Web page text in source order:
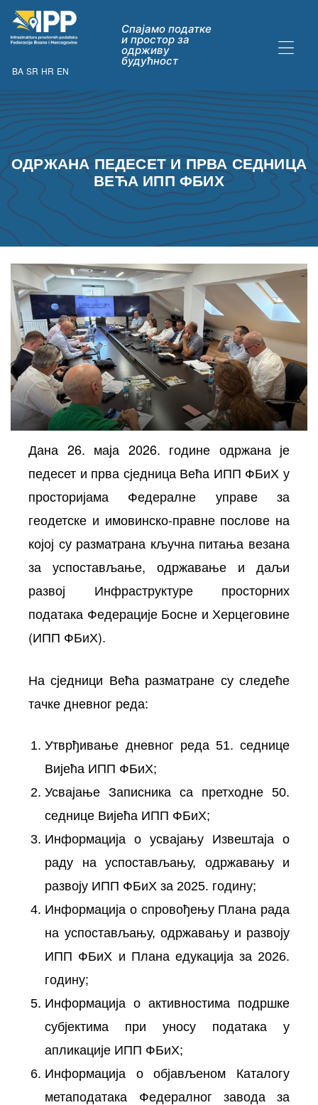
BA SR HR EN
Спајамо податке
и простор за
одрживу
будућност
ОДРЖАНА ПЕДЕСЕТ И ПРВА СЕДНИЦА
ВЕЋА ИПП ФБИХ
Дана 26. маја 2026. године одржана је
педесет и прва сједница Већа ИПП ФБиХ у
просторијама Федералне управе за
геодетске и имовинско-правне послове на
којој су разматрана кључна питања везана
за успостављање, одржавање и даљи
развој Инфраструктуре просторних
података Федерације Босне и Херцеговине
(ИПП ФБиХ).
На сједници Већа разматране су следеће
тачке дневног реда:
Утврђивање дневног реда 51. седнице
Вијећа ИПП ФБиХ;
Усвајање Записника са претходне 50.
седнице Вијећа ИПП ФБиХ;
Информација о усвајању Извештаја о
раду на успостављању, одржавању и
развоју ИПП ФБиХ за 2025. годину;
Информација о спровођењу Плана рада
на успостављању, одржавању и развоју
ИПП ФБиХ и Плана едукација за 2026.
годину;
Информација о активностима подршке
субјектима при уносу података у
апликације ИПП ФБиХ;
Информација о објављеном Каталогу
метаподатака Федералног завода за
опћих